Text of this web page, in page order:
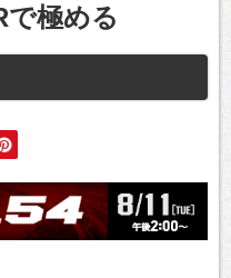
で極める